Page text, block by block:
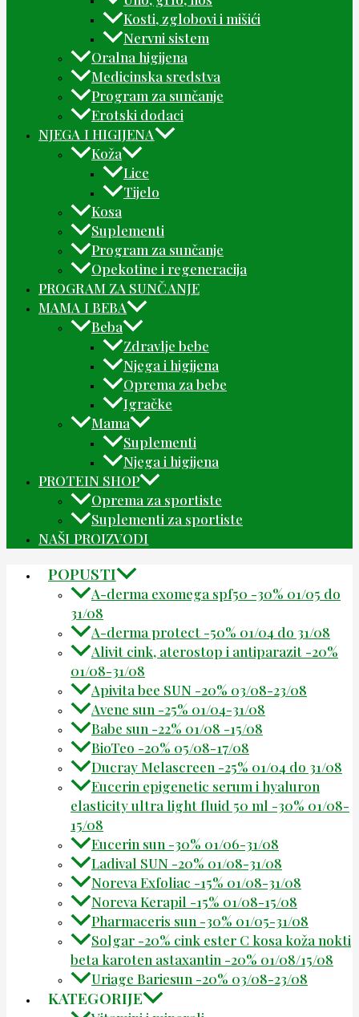
Kosti, zglobovi i mišići
Nervni sistem
Oralna higijena
Medicinska sredstva
Program za sunčanje
Erotski dodaci
NJEGA I HIGIJENA
Koža
Lice
Tijelo
Kosa
Suplementi
Program za sunčanje
Opekotine i regeneracija
PROGRAM ZA SUNČANJE
MAMA I BEBA
Beba
Zdravlje bebe
Njega i higijena
Oprema za bebe
Igračke
Mama
Suplementi
Njega i higijena
PROTEIN SHOP
Oprema za sportiste
Suplementi za sportiste
NAŠI PROIZVODI
POPUSTI
A-derma exomega spf50 -30% 01/05 do
31/08
A-derma protect -50% 01/04 do 31/08
Alivit cink, aterostop i antiparazit -20%
01/08-31/08
Apivita bee SUN -20% 03/08-23/08
Avene sun -25% 01/04-31/08
Babe sun -22% 01/08 -15/08
BioTeo -20% 05/08-17/08
Ducray Melascreen -25% 01/04 do 31/08
Eucerin epigenetic serum i hyaluron
elasticity ultra light fluid 50 ml -30% 01/08-
15/08
Eucerin sun -30% 01/06-31/08
Ladival SUN -20% 01/08-31/08
Noreva Exfoliac -15% 01/08-31/08
Noreva Kerapil -15% 01/08-15/08
Pharmaceris sun -30% 01/05-31/08
Solgar -20% cink ester C kosa koža nokti
beta karoten astaxantin -20% 01/08/15/08
Uriage Bariesun -20% 03/08-23/08
KATEGORIJE